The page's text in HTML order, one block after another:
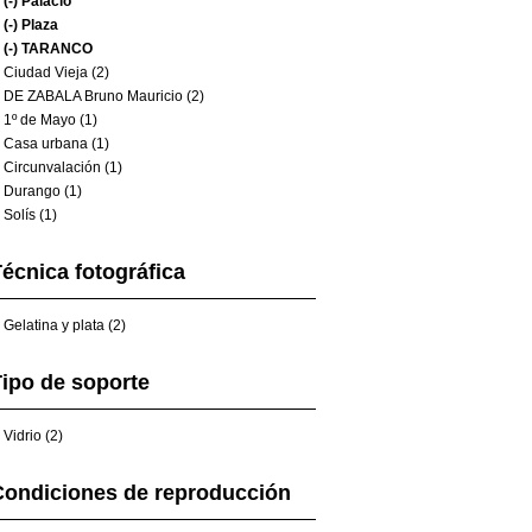
(-) Plaza
(-) TARANCO
Ciudad Vieja (2)
DE ZABALA Bruno Mauricio (2)
1º de Mayo (1)
Casa urbana (1)
Circunvalación (1)
Durango (1)
Solís (1)
fotográfica
Gelatina y plata (2)
de soporte
Vidrio (2)
de reproducción